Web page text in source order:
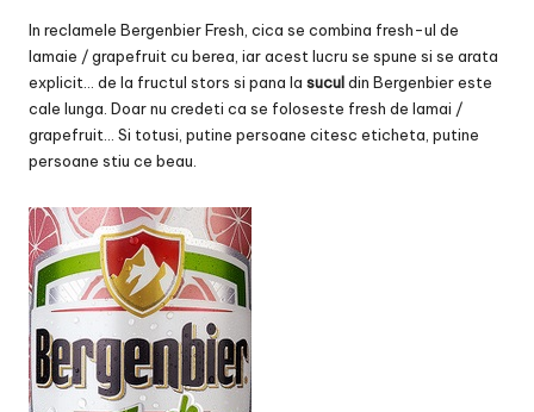
In reclamele Bergenbier Fresh, cica se combina fresh-ul de
lamaie / grapefruit cu berea, iar acest lucru se spune si se arata
explicit… de la fructul stors si pana la suculdin Bergenbier este
cale lunga. Doar nu credeti ca se foloseste fresh de lamai /
grapefruit… Si totusi, putine persoane citesc eticheta, putine
persoane stiu ce beau.